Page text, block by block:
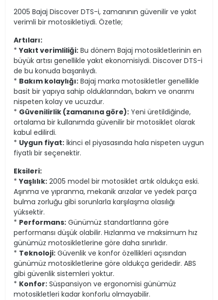
2005 Bajaj Discover DTS-i, zamanının güvenilir ve yakıt
verimli bir motosikletiydi. Özetle;
Artıları:
*Yakıt verimliliği: Bu dönem Bajaj motosikletlerinin en
büyük artısı genellikle yakıt ekonomisiydi. Discover DTS-i
de bu konuda başarılıydı.
* Bakım kolaylığı: Bajaj marka motosikletler genellikle
basit bir yapıya sahip olduklarından, bakım ve onarımı
nispeten kolay ve ucuzdur.
* Güvenilirlik (zamanına göre): Yeni üretildiğinde,
ortalama bir kullanımda güvenilir bir motosiklet olarak
kabul edilirdi.
* Uygun fiyat: İkinci el piyasasında hala nispeten uygun
fiyatlı bir seçenektir.
Eksileri:
*Yaşlılık: 2005 model bir motosiklet artık oldukça eski.
Aşınma ve yıpranma, mekanik arızalar ve yedek parça
bulma zorluğu gibi sorunlarla karşılaşma olasılığı
yüksektir.
* Performans: Günümüz standartlarına göre
performansı düşük olabilir. Hızlanma ve maksimum hız
günümüz motosikletlerine göre daha sınırlıdır.
* Teknoloji: Güvenlik ve konfor özellikleri açısından
günümüz motosikletlerine göre oldukça geridedir. ABS
gibi güvenlik sistemleri yoktur.
* Konfor: Süspansiyon ve ergonomisi günümüz
motosikletleri kadar konforlu olmayabilir.